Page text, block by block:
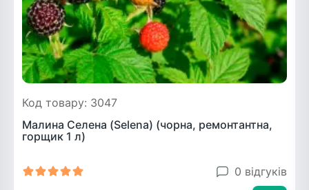
Код товару: 3047
Малина Селена (Selena) (чорна, ремонтантна,
горщик 1 л)
0 відгуків